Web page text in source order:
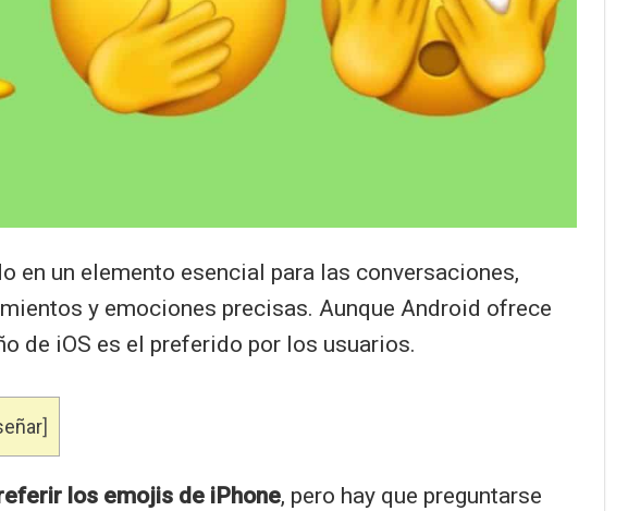
en un elemento esencial para las conversaciones,
y emociones precisas. Aunque Android ofrece
de iOS es el preferido por los usuarios.
]
los emojis de iPhone, pero hay que preguntarse